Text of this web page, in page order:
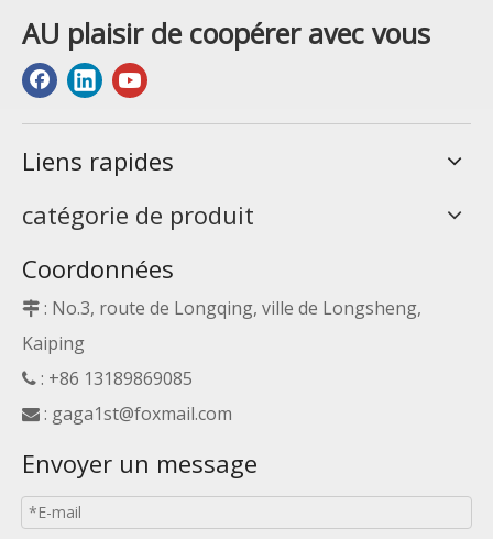
AU plaisir de coopérer avec vous
Liens rapides
catégorie de produit
Coordonnées
 : No.3, route de Longqing, ville de Longsheng,
Kaiping
 : +86 13189869085
 : gaga1st@foxmail.com
Envoyer un message